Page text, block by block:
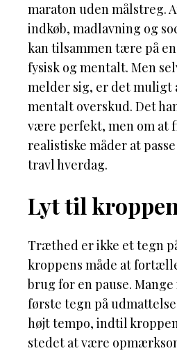
maraton uden målstreg.
indkøb, madlavning og
kan tilsammen tære på
fysisk og mentalt. Men
melder sig, er det muligt
mentalt overskud. Det
være perfekt, men om at
realistiske måder at
travl hverdag.
Lyt til
Træthed er ikke et tegn
kroppens måde at
brug for en pause.
første tegn på
højt tempo, indtil
stedet at være